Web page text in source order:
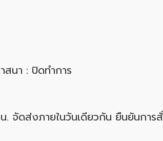
นา : ปิดทำการ
จัดส่งภายในวันเดียวกัน ยืนยันกา